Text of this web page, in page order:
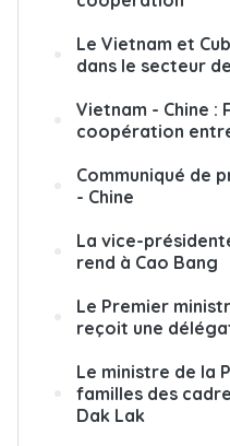
Le Vietnam et
dans le secteur
Vietnam - Chine :
coopération
Communiqué de
- Chine
La vice-
rend à Cao Bang
Le Premier
reçoit une
Le ministre de la
familles des
Dak Lak